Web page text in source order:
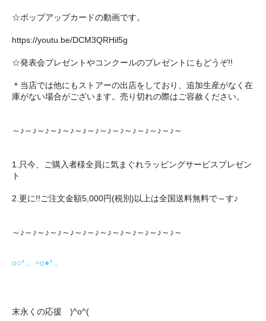
☆ポップアップカードの動画です。
https://youtu.be/DCM3QRHil5g
☆発表会プレゼントやコンクールのプレゼントにもどうぞ!!
＊当店では他にもストアーの出店をしており、追加生産がなく在
庫がない場合がございます。売り切れの際はご容赦ください。
～♪～♪～♪～♪～♪～♪～♪～♪～♪～♪～♪～♪～♪～
1.只今、ご購入者様全員に気まぐれラッピングサービスプレゼン
ト
2.更に!!ご注文金額5,000円(税別)以上は全国送料無料で～す♪
～♪～♪～♪～♪～♪～♪～♪～♪～♪～♪～♪～♪～♪～
o○*.。+o●*.。
末永くの応援 )^o^(